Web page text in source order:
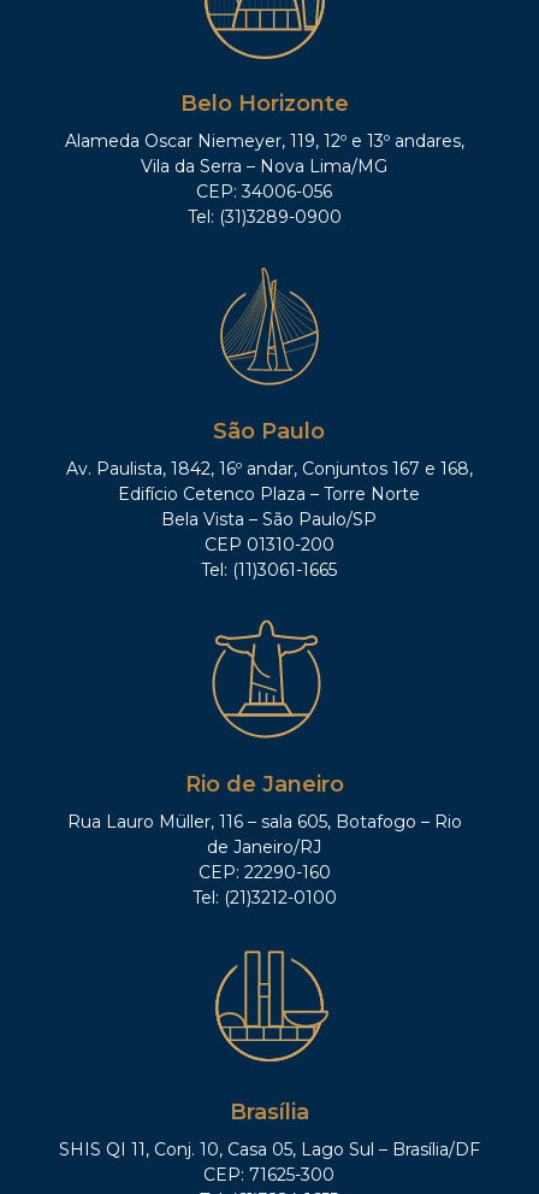
Belo Horizonte
Alameda Oscar Niemeyer, 119, 12º e 13º andares,
Vila da Serra – Nova Lima/MG
CEP: 34006-056
Tel: (31)3289-0900
São Paulo
Av. Paulista, 1842, 16º andar, Conjuntos 167 e 168,
Edifício Cetenco Plaza – Torre Norte
Bela Vista – São Paulo/SP
CEP 01310-200
Tel: (11)3061-1665
Rio de Janeiro
Rua Lauro Müller, 116 – sala 605, Botafogo – Rio
de Janeiro/RJ
CEP: 22290-160
Tel: (21)3212-0100
Brasília
SHIS QI 11, Conj. 10, Casa 05, Lago Sul – Brasília/DF
CEP: 71625-300